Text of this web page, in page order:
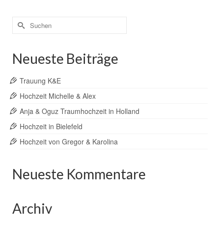
Suchen
nach:
Neueste Beiträge
Trauung K&E
Hochzeit Michelle & Alex
Anja & Oguz Traumhochzeit in Holland
Hochzeit in Bielefeld
Hochzeit von Gregor & Karolina
Neueste Kommentare
Archiv